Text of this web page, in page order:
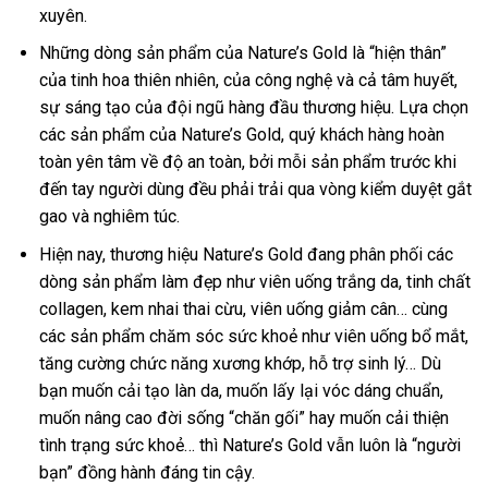
xuyên.
Những dòng sản phẩm của Nature’s Gold là “hiện thân”
của tinh hoa thiên nhiên, của công nghệ và cả tâm huyết,
sự sáng tạo của đội ngũ hàng đầu thương hiệu. Lựa chọn
các sản phẩm của Nature’s Gold, quý khách hàng hoàn
toàn yên tâm về độ an toàn, bởi mỗi sản phẩm trước khi
đến tay người dùng đều phải trải qua vòng kiểm duyệt gắt
gao và nghiêm túc.
Hiện nay, thương hiệu Nature’s Gold đang phân phối các
dòng sản phẩm làm đẹp như viên uống trắng da, tinh chất
collagen, kem nhai thai cừu, viên uống giảm cân… cùng
các sản phẩm chăm sóc sức khoẻ như viên uống bổ mắt,
tăng cường chức năng xương khớp, hỗ trợ sinh lý… Dù
bạn muốn cải tạo làn da, muốn lấy lại vóc dáng chuẩn,
muốn nâng cao đời sống “chăn gối” hay muốn cải thiện
tình trạng sức khoẻ… thì Nature’s Gold vẫn luôn là “người
bạn” đồng hành đáng tin cậy.